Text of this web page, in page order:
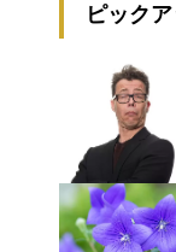
ピック